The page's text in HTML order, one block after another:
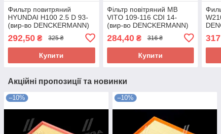
Фильтр повитряний
HYUNDAI H100 2.5 D 93-
(вир-во DENCKERMANN)
292,50 ₴ 325 ₴
Купити
Фільтр повітряний MB
VITO 109-116 CDI 14-
(вир-во DENCKERMANN)
284,40₴ 316 ₴
Купити
Акційні пропозиції та новинки
–10% –10%